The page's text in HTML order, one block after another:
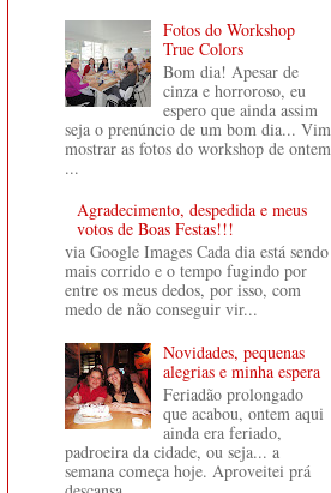
Fotos do Workshop
True Colors
Bom dia! Apesar de
cinza e horroroso, eu
espero que ainda assim
seja o prenúncio de um bom dia... Vim
mostrar as fotos do workshop de ontem
...
Agradecimento, despedida e meus
votos de Boas Festas!!!
via Google Images Cada dia está sendo
mais corrido e o tempo fugindo por
entre os meus dedos, por isso, com
medo de não conseguir vir...
Novidades, pequenas
alegrias e minha espera
Feriadão prolongado
que acabou, ontem aqui
ainda era feriado,
padroeira da cidade, ou seja... a
semana começa hoje. Aproveitei prá